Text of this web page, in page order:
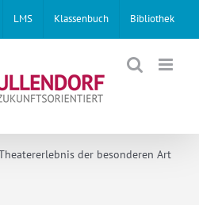
LMS Klassenbuch Bibliothek
der besonderen Art